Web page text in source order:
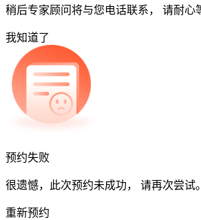
稍后专家顾问将与您电话联系， 请耐心
我知道了
预约失败
很遗憾，此次预约未成功， 请再次尝试。
重新预约